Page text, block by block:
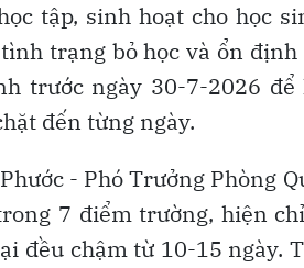
tập, sinh hoạt cho học
trạng bỏ học và ổn
trước ngày 30-7-2026
đến từng ngày.
- Phó Trưởng Phòng
7 điểm trường, hiện
đều chậm từ 10-15 ngày.